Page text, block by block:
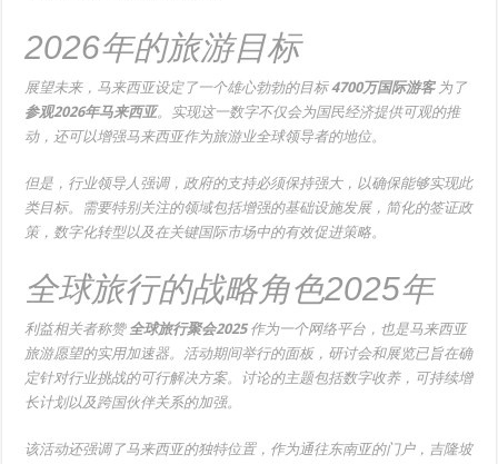
2026年的旅游目标
展望未来，马来西亚设定了一个雄心勃勃的目标4700万国际游客为了
参观2026年马来西亚。实现这一数字不仅会为国民经济提供可观的推
动，还可以增强马来西亚作为旅游业全球领导者的地位。
但是，行业领导人强调，政府的支持必须保持强大，以确保能够实现此
类目标。需要特别关注的领域包括增强的基础设施发展，简化的签证政
策，数字化转型以及在关键国际市场中的有效促进策略。
全球旅行的战略角色2025年
利益相关者称赞 全球旅行聚会2025作为一个网络平台，也是马来西亚
旅游愿望的实用加速器。活动期间举行的面板，研讨会和展览已旨在确
定针对行业挑战的可行解决方案。讨论的主题包括数字收养，可持续增
长计划以及跨国伙伴关系的加强。
该活动还强调了马来西亚的独特位置，作为通往东南亚的门户，吉隆坡